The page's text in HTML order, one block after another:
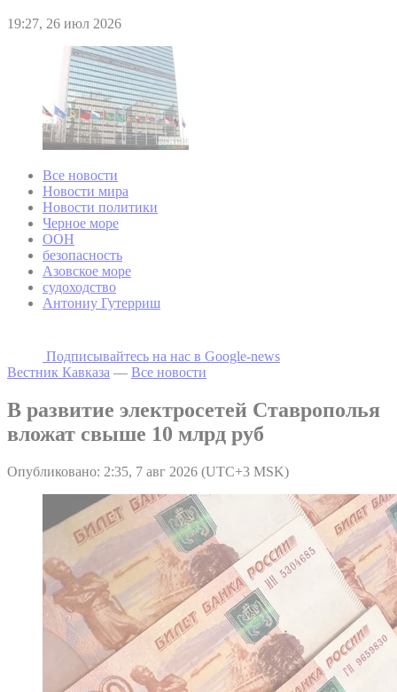
19:27, 26 июл 2026
Все новости
Новости мира
Новости политики
Черное море
ООН
безопасность
Азовское море
судоходство
Антониу Гутерриш
Подписывайтесь на наc в Google-news
Вестник Кавказа — Все новости
В развитие электросетей Ставрополья
вложат свыше 10 млрд руб
Опубликовано: 2:35, 7 авг 2026 (UTC+3 MSK)